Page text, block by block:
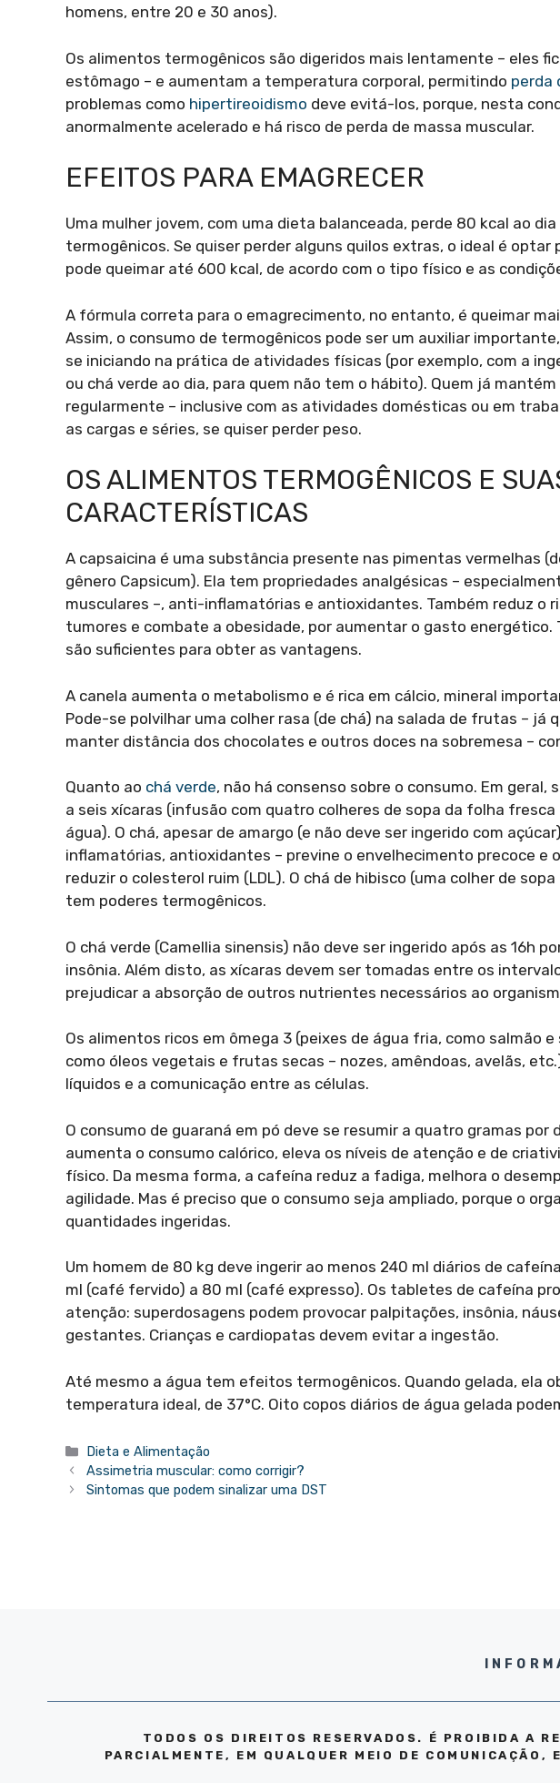
homens, entre 20 e 30 anos).
Os alimentos termogênicos são digeridos mais lentamente – eles
estômago – e aumentam a temperatura corporal, permitindo perda
problemas como hipertireoidismo deve evitá-los, porque, nesta
anormalmente acelerado e há risco de perda de massa muscular.
EFEITOS PARA EMAGRECER
Uma mulher jovem, com uma dieta balanceada, perde 80 kcal ao
termogênicos. Se quiser perder alguns quilos extras, o ideal é optar
pode queimar até 600 kcal, de acordo com o tipo físico e as
A fórmula correta para o emagrecimento, no entanto, é queimar
Assim, o consumo de termogênicos pode ser um auxiliar
se iniciando na prática de atividades físicas (por exemplo, com a
ou chá verde ao dia, para quem não tem o hábito). Quem já
regularmente – inclusive com as atividades domésticas ou em
as cargas e séries, se quiser perder peso.
OS ALIMENTOS TERMOGÊNICOS E
CARACTERÍSTICAS
A capsaicina é uma substância presente nas pimentas vermelhas
gênero Capsicum). Ela tem propriedades analgésicas –
musculares –, anti-inflamatórias e antioxidantes. Também reduz o
tumores e combate a obesidade, por aumentar o gasto energético.
são suficientes para obter as vantagens.
A canela aumenta o metabolismo e é rica em cálcio, mineral
Pode-se polvilhar uma colher rasa (de chá) na salada de frutas – já
manter distância dos chocolates e outros doces na sobremesa –
Quanto ao chá verde, não há consenso sobre o consumo. Em
a seis xícaras (infusão com quatro colheres de sopa da folha
água). O chá, apesar de amargo (e não deve ser ingerido com
inflamatórias, antioxidantes – previne o envelhecimento precoce e
reduzir o colesterol ruim (LDL). O chá de hibisco (uma colher de
tem poderes termogênicos.
O chá verde (Camellia sinensis) não deve ser ingerido após as 16h
insônia. Além disto, as xícaras devem ser tomadas entre os
prejudicar a absorção de outros nutrientes necessários ao
Os alimentos ricos em ômega 3 (peixes de água fria, como salmão
como óleos vegetais e frutas secas – nozes, amêndoas, avelãs,
líquidos e a comunicação entre as células.
O consumo de guaraná em pó deve se resumir a quatro gramas
aumenta o consumo calórico, eleva os níveis de atenção e de
físico. Da mesma forma, a cafeína reduz a fadiga, melhora o
agilidade. Mas é preciso que o consumo seja ampliado, porque o
quantidades ingeridas.
Um homem de 80 kg deve ingerir ao menos 240 ml diários de
ml (café fervido) a 80 ml (café expresso). Os tabletes de cafeína
atenção: superdosagens podem provocar palpitações, insônia,
gestantes. Crianças e cardiopatas devem evitar a ingestão.
Até mesmo a água tem efeitos termogênicos. Quando gelada, ela
temperatura ideal, de 37°C. Oito copos diários de água gelada
Categorias
Dieta e Alimentação
Assimetria muscular: como corrigir?
Sintomas que podem sinalizar uma DST
TODOS OS DIREITOS RESERVADOS. É PROIBIDA A
PARCIALMENTE, EM QUALQUER MEIO DE